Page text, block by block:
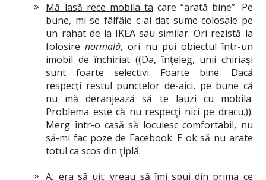
Mă lasă rece mobila ta care “arată bine”. Pe
bune, mi se fâlfâie c-ai dat sume colosale pe
un rahat de la IKEA sau similar. Ori rezistă la
folosirenormală, ori nu pui obiectul într-un
imobil de închiriat ((Da, înţeleg, unii chiriaşi
sunt foarte selectivi. Foarte bine. Dacă
respecţi restul punctelor de-aici, pe bune că
nu mă deranjează să te lauzi cu mobila.
Problema este că nu respecţi nici pe dracu.)).
Merg într-o casă să locuiesc comfortabil, nu
să-mi fac poze de Facebook. E ok să nu arate
totul ca scos din ţiplă.
A, era să uit: vreau să îmi spui din prima ce